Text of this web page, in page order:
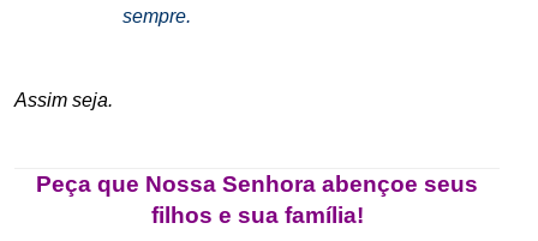
sempre.
Assim seja.
Peça que Nossa Senhora abençoe seus
filhos e sua família!